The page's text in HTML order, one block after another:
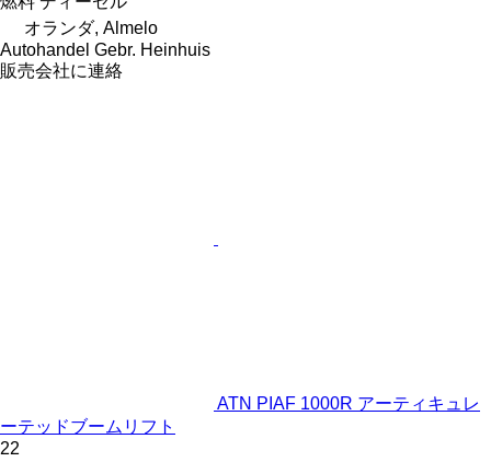
オランダ, Almelo
Autohandel Gebr. Heinhuis
販売会社に連絡
ATN PIAF 1000R アーティキュレ
ーテッドブームリフト
22